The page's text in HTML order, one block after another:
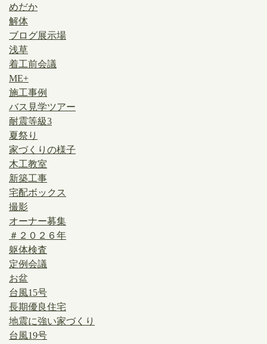
めだか
解体
ブログ展示場
浅草
着工前会議
ME+
施工事例
バス見学ツアー
耐震等級3
夏祭り
家づくりの様子
木工教室
新築工事
宅配ボックス
撮影
オーナー募集
＃２０２６年
躯体検査
定例会議
お盆
台風15号
長期優良住宅
地震に強い家づくり
台風19号